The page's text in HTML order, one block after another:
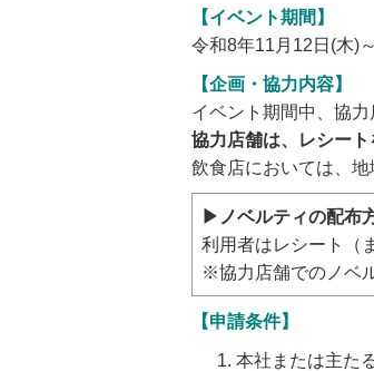
【イベント期間】
令和8年11月12日(木)
【企画・協力内容】
イベント期間中、協
協力店舗は、レシー
飲食店においては、
▶ノベルティの配布
利用者はレシート（
※協力店舗でのノベ
【申請条件】
本社または主た